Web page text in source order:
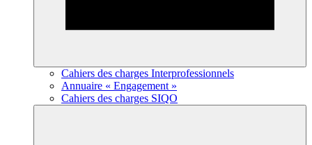
Cahiers des charges Interprofessionnels
Annuaire « Engagement »
Cahiers des charges SIQO